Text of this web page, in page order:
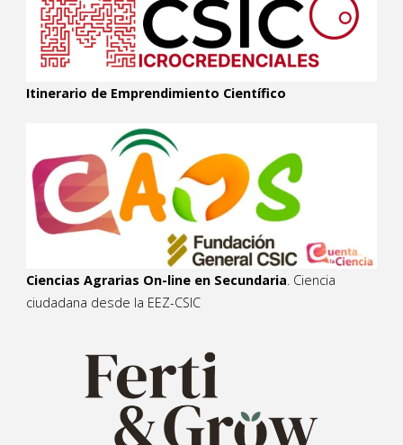
Itinerario de Emprendimiento Científico
Ciencias Agrarias On-line en Secundaria. Ciencia
ciudadana desde la EEZ-CSIC